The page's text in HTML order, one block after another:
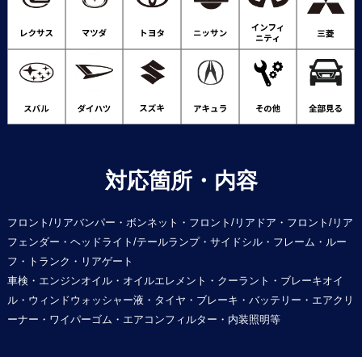
対応箇所・内容
フロント/リアバンパー・ボンネット・フロント/リアドア・フロント/リア
フェンダー・ヘッドライト/テールランプ・サイドシル・フレーム・ルー
フ・トランク・リアゲート
車検・エンジンオイル・オイルエレメント・クーラント・ブレーキオイ
ル・ウィンドウォッシャー液・タイヤ・ブレーキ・バッテリー・エアクリ
ーナー・ワイパーゴム・エアコンフィルター・内装照明等